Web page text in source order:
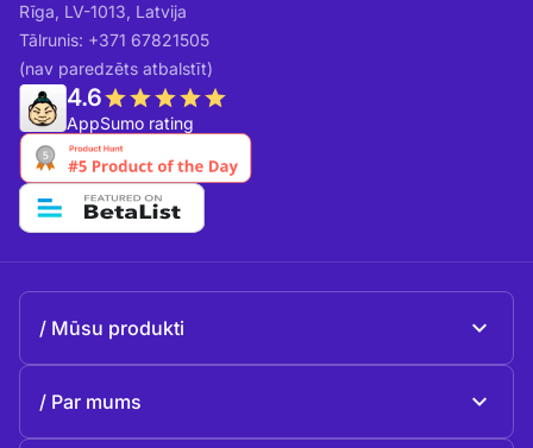
Rīga, LV-1013, Latvija
Tālrunis: +371 67821505
(nav paredzēts atbalstīt)
4.6
AppSumo rating
Mūsu produkti
Par mums